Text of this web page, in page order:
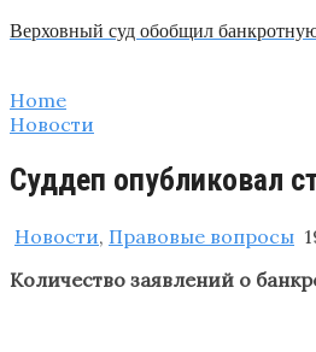
Верховный суд обобщил
Home
Новости
Суддеп опубликовал
Новости, Правовые вопросы
Количество заявлений о